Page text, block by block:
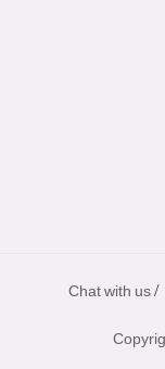
Chat with us /